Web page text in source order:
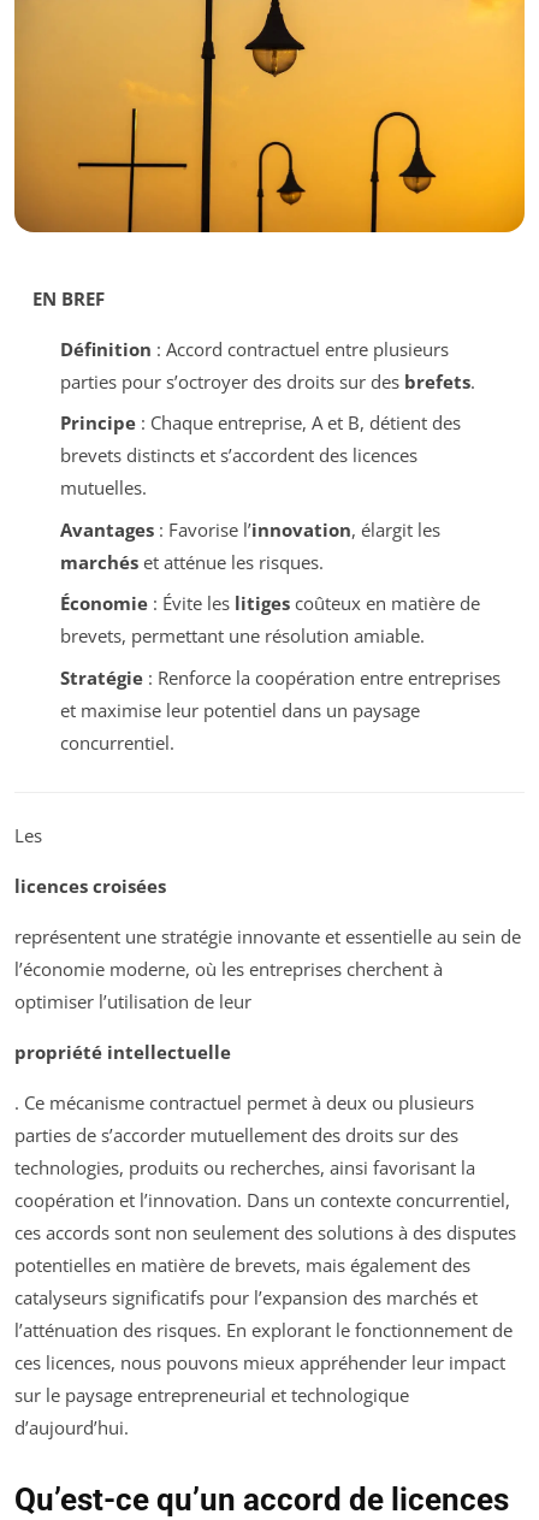
EN BREF
Définition : Accord contractuel entre plusieurs
parties pour s’octroyer des droits sur des brefets.
Principe: Chaque entreprise, A et B, détient des
brevets distincts et s’accordent des licences
mutuelles.
Avantages: Favorise l’innovation, élargit les
marchéset atténue les risques.
Économie: Évite les litigescoûteux en matière de
brevets, permettant une résolution amiable.
Stratégie: Renforce la coopération entre entreprises
et maximise leur potentiel dans un paysage
concurrentiel.
Les
licences croisées
représentent une stratégie innovante et essentielle au sein de
l’économie moderne, où les entreprises cherchent à
optimiser l’utilisation de leur
propriété intellectuelle
. Ce mécanisme contractuel permet à deux ou plusieurs
parties de s’accorder mutuellement des droits sur des
technologies, produits ou recherches, ainsi favorisant la
coopération et l’innovation. Dans un contexte concurrentiel,
ces accords sont non seulement des solutions à des disputes
potentielles en matière de brevets, mais également des
catalyseurs significatifs pour l’expansion des marchés et
l’atténuation des risques. En explorant le fonctionnement de
ces licences, nous pouvons mieux appréhender leur impact
sur le paysage entrepreneurial et technologique
d’aujourd’hui.
Qu’est-ce qu’un accord de licences